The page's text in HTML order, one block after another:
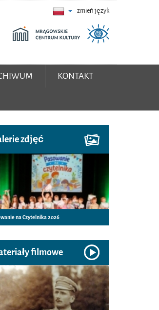
zmień język
KONTAKT
zdjęć
na Czytelnika 2026
filmowe